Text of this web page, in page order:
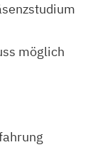
möglich